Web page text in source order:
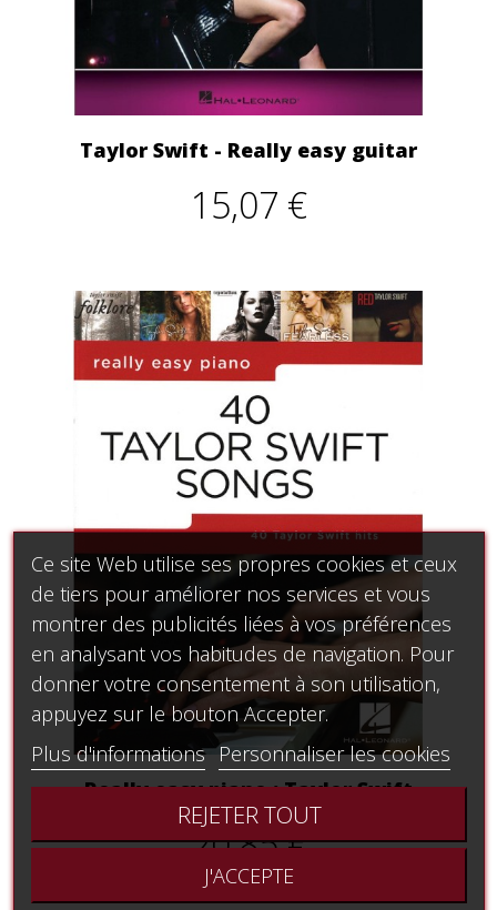
Taylor Swift - Really easy guitar
15,07 €
Really easy piano : Taylor Swift
20,85 €
Ce site Web utilise ses propres cookies et ceux
de tiers pour améliorer nos services et vous
montrer des publicités liées à vos préférences
en analysant vos habitudes de navigation. Pour
donner votre consentement à son utilisation,
appuyez sur le bouton Accepter.
Plus d'informations Personnaliser les cookies
REJETER TOUT
J'ACCEPTE